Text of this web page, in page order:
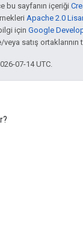
bu sayfanın içeriği
Apache 2.0
için Google
satış ortaklarının
07-14 UTC.